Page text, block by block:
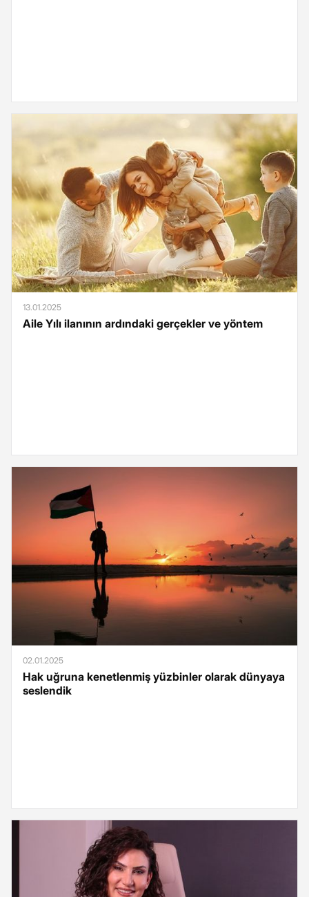
13.01.2025
Aile Yılı ilanının ardındaki gerçekler ve yöntem
02.01.2025
Hak uğruna kenetlenmiş yüzbinler olarak dünyaya
seslendik